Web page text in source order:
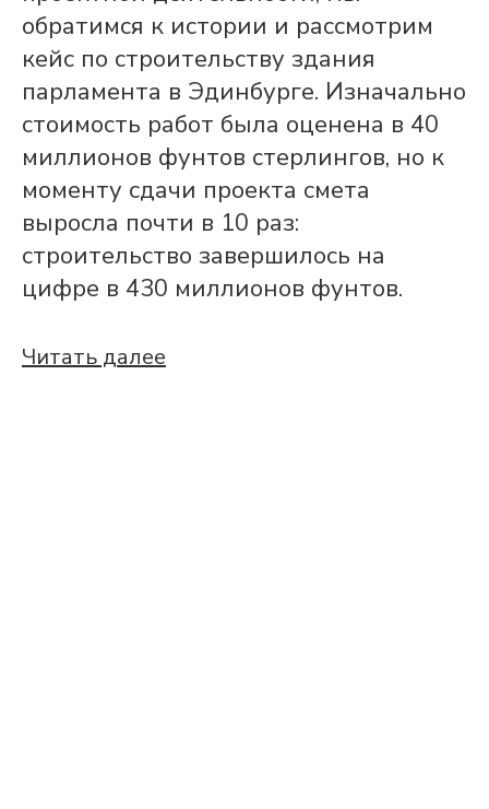
обратимся к истории и рассмотрим
кейс по строительству здания
парламента в Эдинбурге. Изначально
стоимость работ была оценена в 40
миллионов фунтов стерлингов, но к
моменту сдачи проекта смета
выросла почти в 10 раз:
строительство завершилось на
цифре в 430 миллионов фунтов.
Читать далее